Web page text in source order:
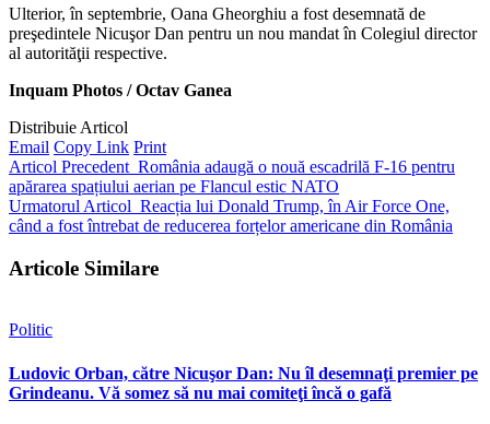
Ulterior, în septembrie, Oana Gheorghiu a fost desemnată de
preşedintele Nicuşor Dan pentru un nou mandat în Colegiul director
al autorităţii respective.
Inquam Photos / Octav Ganea
Distribuie Articol
Email Copy Link Print
Articol Precedent România adaugă o nouă escadrilă F-16 pentru
apărarea spațiului aerian pe Flancul estic NATO
Urmatorul Articol Reacția lui Donald Trump, în Air Force One,
când a fost întrebat de reducerea forțelor americane din România
Articole Similare
Politic
Ludovic Orban, către Nicuşor Dan: Nu îl desemnaţi premier pe
Grindeanu. Vă somez să nu mai comiteţi încă o gafă